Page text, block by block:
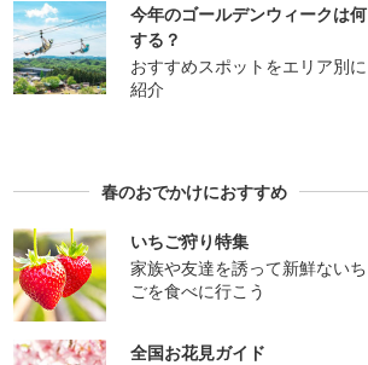
今年のゴールデンウィークは何
する？
おすすめスポットをエリア別に
紹介
春のおでかけにおすすめ
いちご狩り特集
家族や友達を誘って新鮮ないち
ごを食べに行こう
全国お花見ガイド